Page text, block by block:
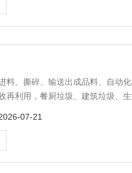
料、撕碎、输送出成品料、自动
再利用，餐厨垃圾、建筑垃圾、生
07-21